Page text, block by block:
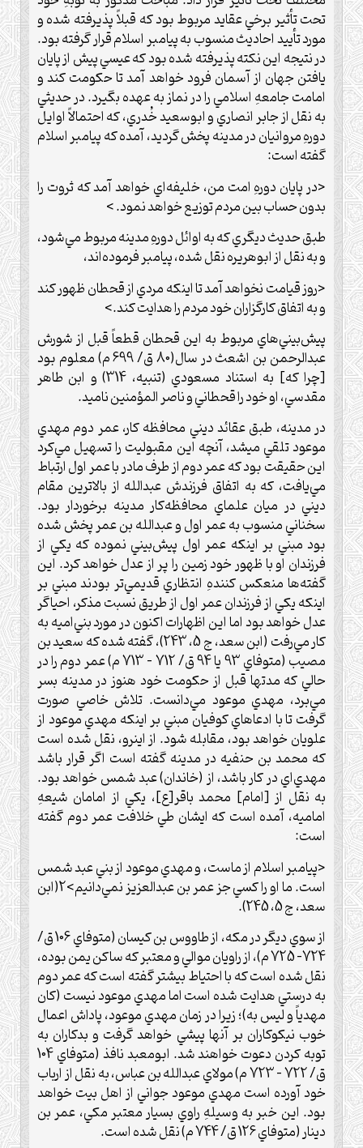
تحت تأثير برخي عقايد مربوط بود كه قبلاً پذيرفته شده و
مورد تأييد احاديث منسوب به پيامبر اسلام قرار گرفته بود.
در نتيجه اين نكته پذيرفته شده بود كه عيسي پيش از پايان
يافتن جهان از آسمان فرود خواهد آمد تا حكومت كند و
امامت جامعهِ اسلامي را در نماز به عهده بگيرد. در حديثي
به نقل از جابر انصاري و ابوسعيد خُدري، كه احتمالاً اوايل
دورهِ مروانيان در مدينه پخش گرديد، آمده كه پيامبر اسلام
گفته است:
<در پايان دورهِ امت من، خليفه‌اي خواهد آمد كه ثروت را
بدون حساب بين مردم توزيع خواهد نمود. >
طبق حديث ديگري كه به اوائل دورهِ مدينه مربوط مي‌شود،
و به نقل از ابوهريره نقل شده، پيامبر فرموده‌اند،
<روز قيامت نخواهد آمد تا اينكه مردي از قحطان ظهور كند
و به اتفاق كارگزاران خود مردم را هدايت كند.>
پيش‌بيني‌هاي مربوط به اين قحطان قطعاً قبل از شورش
عبدالرحمن بن اشعث در سال(80 ق/ 699 م) معلوم بود
[چرا كه] به استناد مسعودي (تنبيه، 314) و ابن طاهر
مقدسي، او خود را قحطاني و ناصر المؤمنين ناميد.
در مدينه، طبق عقائد ديني محافظه كار، عمر دوم مهدي
موعود تلقي ميشد، آنچه اين مقبوليت را تسهيل مي‌كرد
اين حقيقت بود كه عمر دوم از طرف مادر با عمر اول ارتباط
مي‌يافت، كه به اتفاق فرزندش عبدالله از بالاترين مقام
ديني در ميان علماي محافظه‌كار مدينه برخوردار بود.
سخناني منسوب به عمر اول و عبدالله بن عمر پخش شده
بود مبني بر اينكه عمر اول پيش‌بيني نموده كه يكي از
فرزندان او با ظهور خود زمين را پر از عدل خواهد كرد. اين
گفته‌ها منعكس كنندهِ انتظاري قديمي‌تر بودند مبني بر
اينكه يكي از فرزندان عمر اول از طريق نسبت مذكر، احياگر
عدل خواهد بود اما اين اظهارات اكنون در مورد بني‌اميه به
كار مي‌رفت (ابن سعد، ج 5، 243)، گفته شده كه سعيد بن
مصيب (متوفاي 93 يا 94 ق/ 712 – 713 م) عمر دوم را در
حالي كه مدتها قبل از حكومت خود هنوز در مدينه بسر
مي‌برد، مهدي موعود مي‌دانست. تلاش خاصي صورت
گرفت تا با ادعاهاي كوفيان مبني بر اينكه مهدي موعود از
علويان خواهد بود، مقابله شود. از اينرو، نقل شده است
كه محمد بن حنفيه در مدينه گفته است اگر قرار باشد
مهدي‌اي در كار باشد، از (خاندان) عبد شمس خواهد بود.
به نقل از [امام] محمد باقر[ع]، يكي از امامان شيعهِ
اماميه، آمده است كه ايشان طي خلافت عمر دوم گفته
است:
<پيامبر اسلام از ماست، و مهدي موعود از بني عبد شمس
است. ما او را كسي جز عمر بن عبدالعزيز نمي‌دانيم>2(ابن
سعد، ج 5، 245).
از سوي ديگر در مكه، از طاووس بن كيسان (متوفاي 106 ق/
724- 725 م)، از راويان موالي و معتبر كه ساكن يمن بوده،
نقل شده است كه با احتياط بيشتر گفته است كه عمر دوم
به درستي هدايت شده است اما مهدي موعود نيست (كان
مهدياً و ليس به)؛ زيرا در زمان مهدي موعود، پاداش اعمال
خوب نيكوكاران بر آنها پيشي خواهد گرفت و بدكاران به
توبه كردن دعوت خواهند شد. ابومعبد نافذ (متوفاي 104
ق/ 722 – 723 م) مولاي عبدالله بن عباس، به نقل از ارباب
خود آورده است مهدي موعود جواني از اهل بيت خواهد
بود. اين خبر به وسيلهِ راوي بسيار معتبر مكي، عمر بن
دينار (متوفاي 126 ق/ 744 م) نقل شده است.